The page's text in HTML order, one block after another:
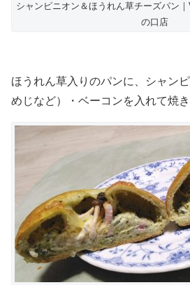
シャンピニオン＆ほうれん草チーズパン
の口店
ほうれん草入りのパンに、シャン
めじなど）・ベーコンを入れて焼き